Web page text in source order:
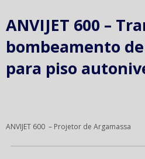
ANVIJET 600 –
bombeamento
para piso
ANVIJET 600 – Projetor de Argamassa